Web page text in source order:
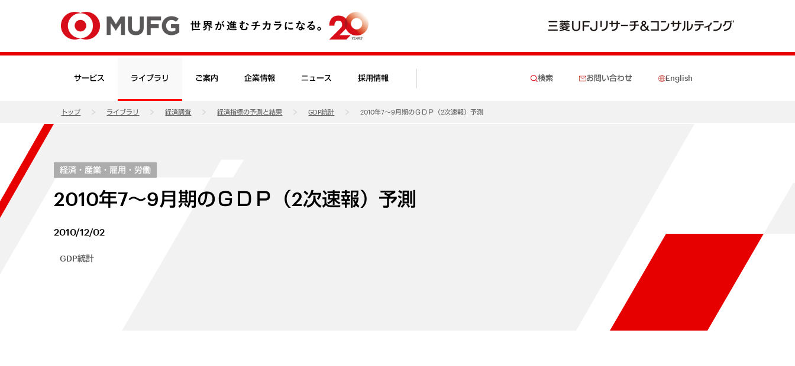
サービス ライブラリ ご案内 企業情報 ニュース 採用情報 検索 お問い合わせ English
トップ ライブラリ 経済調査 経済指標の予測と結果 GDP統計 2010年7～9月期のＧＤＰ（2次速報）予測
経済・産業・雇用・労働
2010年7～9月期のＧＤＰ（2次速報）予測
2010/12/02
GDP統計